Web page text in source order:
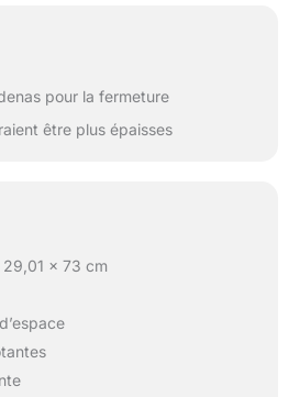
pour la fermeture
être plus épaisses
29,01 x 73 cm